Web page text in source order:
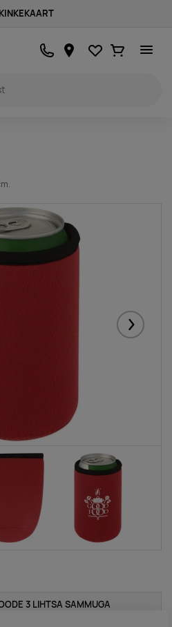
Lemmikud
Ostukorv
3 LIHTSA SAMMUGA